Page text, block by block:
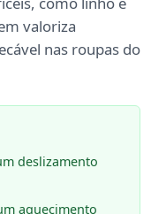
valoriza
nas roupas do
deslizamento
aquecimento